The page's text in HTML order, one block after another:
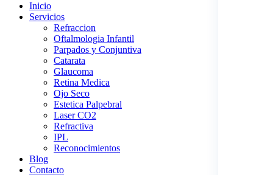
Inicio
Servicios
Refraccion
Oftalmologia Infantil
Parpados y Conjuntiva
Catarata
Glaucoma
Retina Medica
Ojo Seco
Estetica Palpebral
Laser CO2
Refractiva
IPL
Reconocimientos
Blog
Contacto